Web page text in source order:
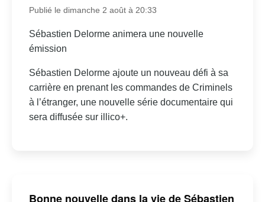
Publié le dimanche 2 août à 20:33
Sébastien Delorme animera une nouvelle
émission
Sébastien Delorme ajoute un nouveau défi à sa
carrière en prenant les commandes de Criminels
à l’étranger, une nouvelle série documentaire qui
sera diffusée sur illico+.
Bonne nouvelle dans la vie de Sébastien